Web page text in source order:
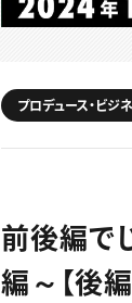
プロデュース・ビジ
前後編で
編～【後編